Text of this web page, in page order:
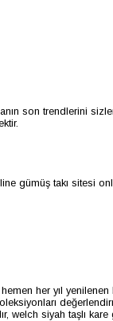
son trendlerini
gümüş takı sitesi
her yıl
welch siyah taşlı kare